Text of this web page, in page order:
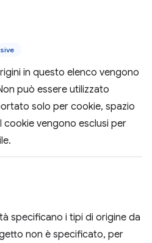
in questo elenco vengono
può essere utilizzato
solo per cookie, spazio
cookie vengono esclusi per
specificano i tipi di origine da
non è specificato, per